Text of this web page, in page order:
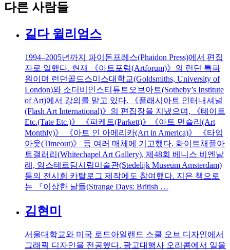
다른 사람들
길다 윌리엄스
1994–2005년까지 파이돈프레스(Phaidon Press)에서 편집
자로 일했다. 현재 《아트포럼(Artforum)》의 런던 특파
원이며 런던골드스미스대학교(Goldsmiths, University of
London)와 소더비인스티튜트오브아트(Sotheby’s Institute
of Art)에서 강의를 맡고 있다. 《플래시아트 인터내셔널
(Flash Art International)》의 편집장을 지냈으며, 《테이트
Etc.(Tate Etc.)》 《파케트(Parkett)》《아트 먼슬리(Art
Monthly)》 《아트 인 아메리카(Art in America)》 《타임
아웃(Timeout)》 등 여러 매체에 기고했다. 화이트채플아
트갤러리(Whitechapel Art Gallery), 제48회 베니스 비엔날
레, 암스테르담시립미술관(Stedelijk Museum Amsterdam)
등의 전시회 카탈로그 제작에도 참여했다. 지은 책으로
는 『이상한 날들(Strange Days: British …
김현미
서울대학교와 미국 로드아일랜드 스쿨 오브 디자인에서
그래픽 디자인을 전공했다. 광고대행사 오리콤에서 일을